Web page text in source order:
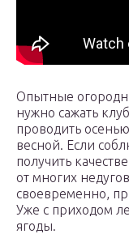
Опытные
нужно сажать
проводить
весной. Если
получить
от многих
своевременно,
Уже с приходом
ягоды.